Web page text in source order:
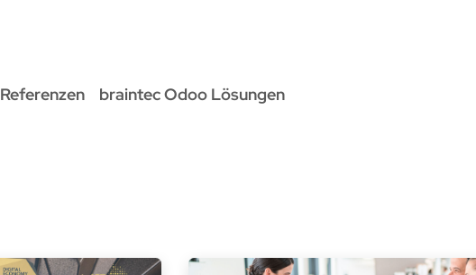
Referenzen braintec Odoo Lösungen